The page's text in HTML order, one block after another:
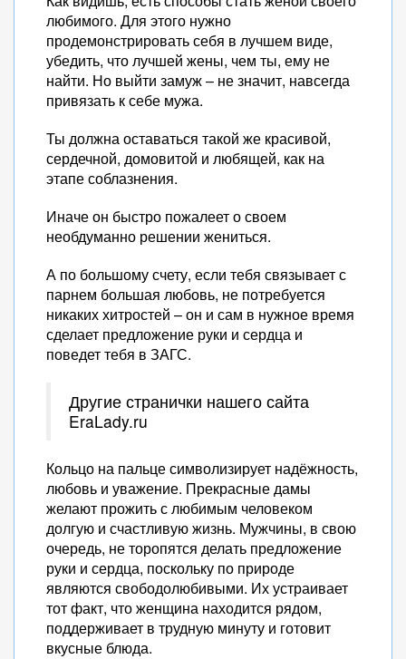
любимого. Для этого нужно
продемонстрировать себя в лучшем виде,
убедить, что лучшей жены, чем ты, ему не
найти. Но выйти замуж – не значит, навсегда
привязать к себе мужа.
Ты должна оставаться такой же красивой,
сердечной, домовитой и любящей, как на
этапе соблазнения.
Иначе он быстро пожалеет о своем
необдуманно решении жениться.
А по большому счету, если тебя связывает с
парнем большая любовь, не потребуется
никаких хитростей – он и сам в нужное время
сделает предложение руки и сердца и
поведет тебя в ЗАГС.
Другие странички нашего сайта
EraLady.ru
Кольцо на пальце символизирует надёжность,
любовь и уважение. Прекрасные дамы
желают прожить с любимым человеком
долгую и счастливую жизнь. Мужчины, в свою
очередь, не торопятся делать предложение
руки и сердца, поскольку по природе
являются свободолюбивыми. Их устраивает
тот факт, что женщина находится рядом,
поддерживает в трудную минуту и готовит
вкусные блюда.